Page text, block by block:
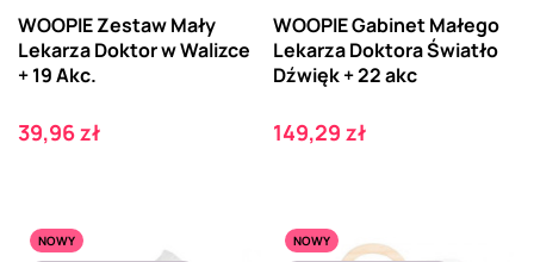
WOOPIE Zestaw Mały
Lekarza Doktor w Walizce
+ 19 Akc.
Cena
39,96 zł
WOOPIE Gabinet Małego
Lekarza Doktora Światło
Dźwięk + 22 akc
Cena
149,29 zł
NOWY
NOWY